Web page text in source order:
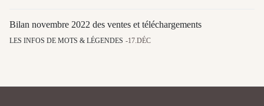
Bilan novembre 2022 des ventes et téléchargements
LES INFOS DE MOTS & LÉGENDES 17.DÉC